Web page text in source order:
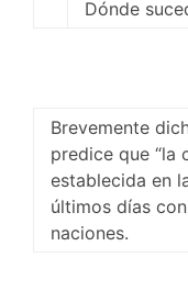
Dónde
Brevemente
predice que “la
establecida en
últimos días
naciones.